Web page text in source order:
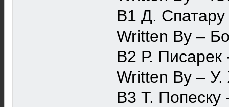
B1 Д. Спатару
Written By –
B2 Р.
Written By –
B3 Т.